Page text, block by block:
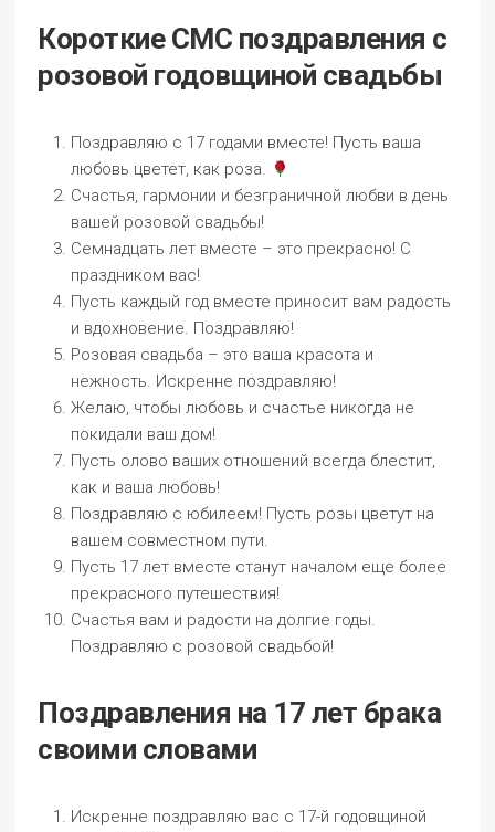
Короткие СМС поздравления с
розовой годовщиной свадьбы
Поздравляю с 17 годами вместе! Пусть ваша
любовь цветет, как роза.
Счастья, гармонии и безграничной любви в день
вашей розовой свадьбы!
Семнадцать лет вместе – это прекрасно! С
праздником вас!
Пусть каждый год вместе приносит вам радость
и вдохновение. Поздравляю!
Розовая свадьба – это ваша красота и
нежность. Искренне поздравляю!
Желаю, чтобы любовь и счастье никогда не
покидали ваш дом!
Пусть олово ваших отношений всегда блестит,
как и ваша любовь!
Поздравляю с юбилеем! Пусть розы цветут на
вашем совместном пути.
Пусть 17 лет вместе станут началом еще более
прекрасного путешествия!
Счастья вам и радости на долгие годы.
Поздравляю с розовой свадьбой!
Поздравления на 17 лет брака
своими словами
Искренне поздравляю вас с 17-й годовщиной